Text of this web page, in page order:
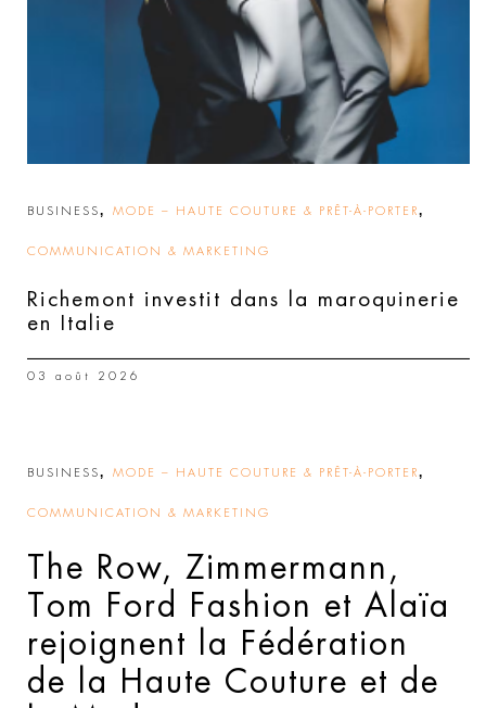
BUSINESS, MODE – HAUTE COUTURE & PRÊT-À-PORTER,
COMMUNICATION & MARKETING
Richemont investit dans la maroquinerie
en Italie
03 août 2026
BUSINESS, MODE – HAUTE COUTURE & PRÊT-À-PORTER,
COMMUNICATION & MARKETING
The Row, Zimmermann,
Tom Ford Fashion et Alaïa
rejoignent la Fédération
de la Haute Couture et de